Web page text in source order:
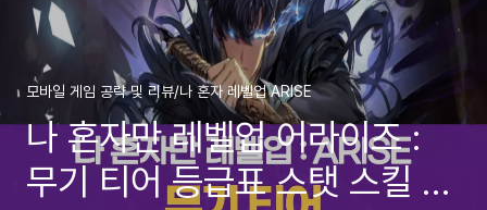
모바일 게임 공략 및 리뷰/나 혼자 레벨업 ARISE
나 혼자만 레벨업 어라이즈 :
무기 티어 등급표 스탯 스킬 추